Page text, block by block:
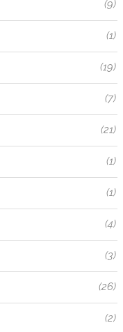
(9)
(1)
(19)
(7)
(21)
(1)
(1)
(4)
(3)
(26)
(2)